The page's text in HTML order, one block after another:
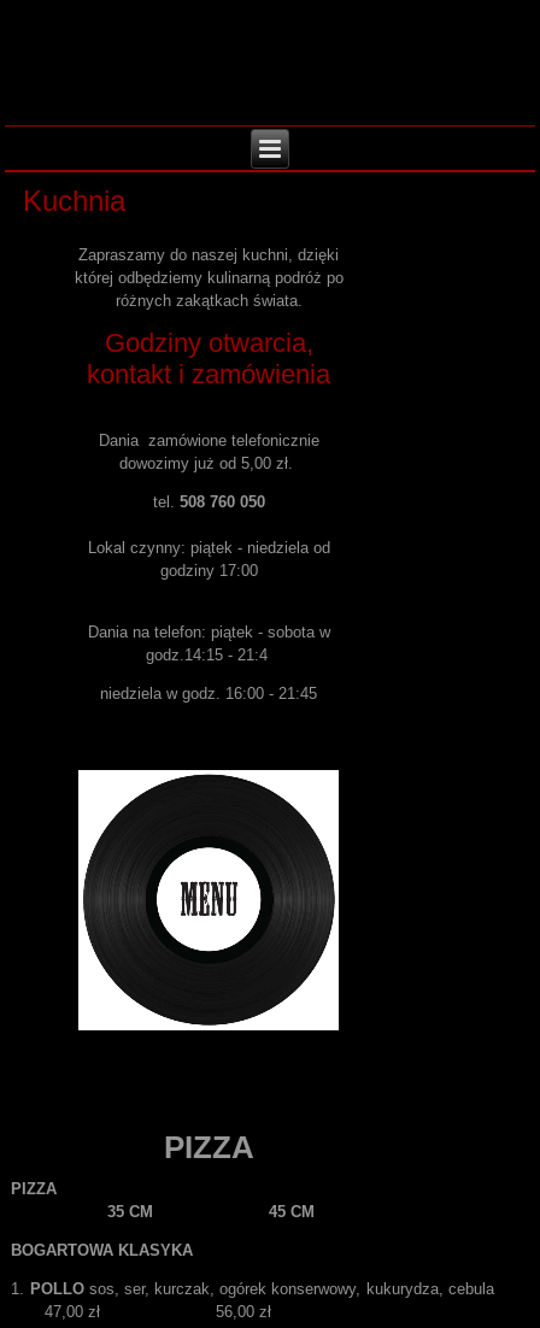
Kuchnia
Zapraszamy do naszej kuchni, dzięki
której odbędziemy kulinarną podróż po
różnych zakątkach świata.
Godziny otwarcia,
kontakt i zamówienia
Dania zamówione telefonicznie
dowozimy już od 5,00 zł.
tel. 508 760 050
Lokal czynny: piątek - niedziela od
godziny 17:00
Dania na telefon: piątek - sobota w
godz.14:15 - 21:4
niedziela w godz. 16:00 - 21:45
PIZZA
PIZZA
35 CM 45 CM
BOGARTOWA KLASYKA
POLLO sos, ser, kurczak, ogórek konserwowy, kukurydza, cebula
47,00 zł 56,00 zł